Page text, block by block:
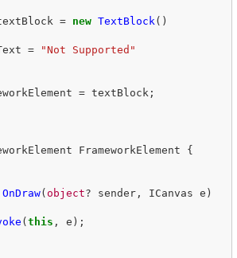
= new TextBlock()
=
"Not Supported"
= textBlock;
FrameworkElement
{
OnDraw( object? sender, ICanvas e )
( this , e );